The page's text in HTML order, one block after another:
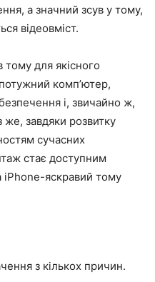
а значний зсув у тому,
відеовміст.
тому для якісного
комп’ютер,
і, звичайно ж,
же, завдяки розвитку
сучасних
стає доступним
iPhone-яскравий тому
з кількох причин.